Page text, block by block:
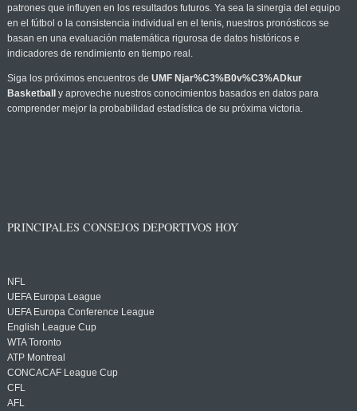
patrones que influyen en los resultados futuros. Ya sea la sinergia del equipo
en el fútbol o la consistencia individual en el tenis, nuestros pronósticos se
basan en una evaluación matemática rigurosa de datos históricos e
indicadores de rendimiento en tiempo real.
Siga los próximos encuentros de UMF Njar%C3%B0v%C3%ADkur
Basketball
y aproveche nuestros conocimientos basados en datos para
comprender mejor la probabilidad estadística de su próxima victoria.
PRINCIPALES CONSEJOS DEPORTIVOS HOY
NFL
UEFA Europa League
UEFA Europa Conference League
English League Cup
WTA Toronto
ATP Montreal
CONCACAF League Cup
CFL
AFL